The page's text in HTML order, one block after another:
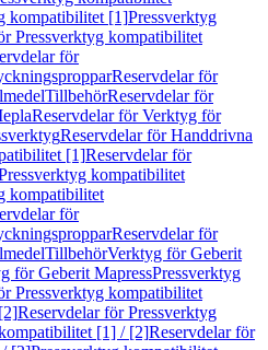
kompatibilitet [1]Pressverktyg
Pressverktyg kompatibilitet
för
Reservdelar för
TillbehörReservdelar för
Reservdelar för Verktyg för
Reservdelar för Handdrivna
[1]Reservdelar för
kompatibilitet
kompatibilitet
för
Reservdelar för
TillbehörVerktyg för Geberit
för Geberit MapressPressverktyg
Pressverktyg kompatibilitet
Reservdelar för Pressverktyg
[1] / [2]Reservdelar för